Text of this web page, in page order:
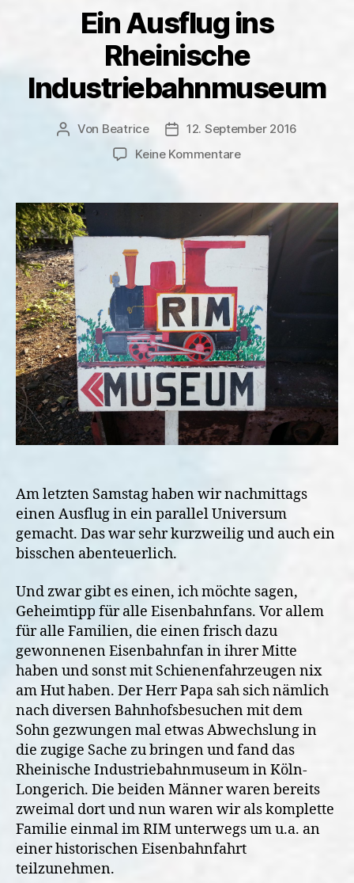
viele
Eindrücke
an
Nachmittag“
Ein Ausflug ins
Rheinische
Industriebahnmuseum
Beitragsautor
Von Beatrice Veröffentlichungsdatum
12. September 2016
Keine Kommentarezu
ins
Rheinische
Am letzten Samstag haben wir nachmittags
einen Ausflug in ein parallel Universum
gemacht. Das war sehr kurzweilig und auch ein
bisschen abenteuerlich.
Und zwar gibt es einen, ich möchte sagen,
Geheimtipp für alle Eisenbahnfans. Vor allem
für alle Familien, die einen frisch dazu
gewonnenen Eisenbahnfan in ihrer Mitte
haben und sonst mit Schienenfahrzeugen nix
am Hut haben. Der Herr Papa sah sich nämlich
nach diversen Bahnhofsbesuchen mit dem
Sohn gezwungen mal etwas Abwechslung in
die zugige Sache zu bringen und fand das
Rheinische Industriebahnmuseum in Köln-
Longerich. Die beiden Männer waren bereits
zweimal dort und nun waren wir als komplette
Familie einmal im RIM unterwegs um u.a. an
einer historischen Eisenbahnfahrt
teilzunehmen.